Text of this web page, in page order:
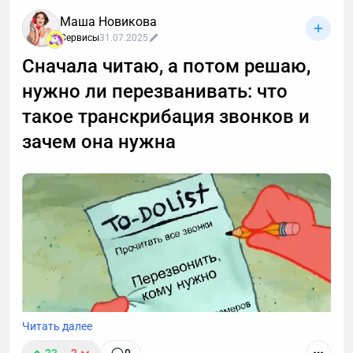
конкретного бренда, отдельно оценивайте жакет и
брюки, учитывайте ткань и читайте отзывы с
реальными параметрами.
Маша Новикова
Сервисы31.07.2025
Сначала читаю, а потом решаю,
нужно ли перезванивать: что
такое транскрибация звонков и
зачем она нужна
Читать далее